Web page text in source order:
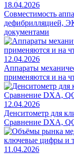
18.04.2026
Совместимость
дефибрилляцией,
документами
12.04.2026
Аппараты
применяются и на
12.04.2026
Денситометр для
Сравнение DXA,
11.04.2026